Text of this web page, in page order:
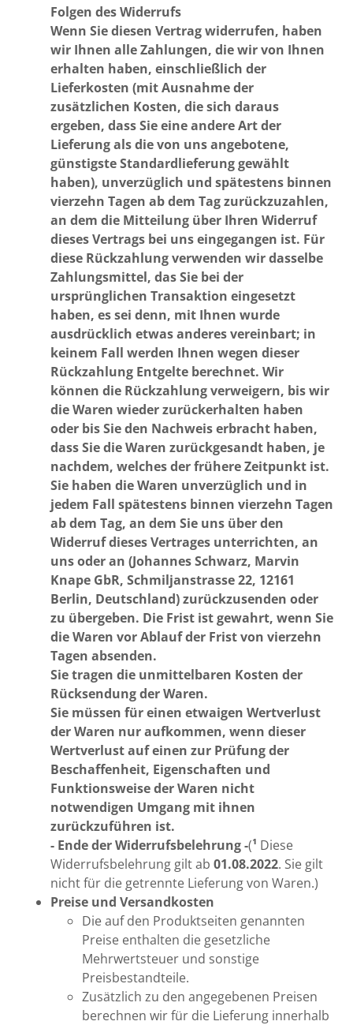
Folgen des Widerrufs
Wenn Sie diesen Vertrag widerrufen, haben
wir Ihnen alle Zahlungen, die wir von Ihnen
erhalten haben, einschließlich der
Lieferkosten (mit Ausnahme der
zusätzlichen Kosten, die sich daraus
ergeben, dass Sie eine andere Art der
Lieferung als die von uns angebotene,
günstigste Standardlieferung gewählt
haben), unverzüglich und spätestens binnen
vierzehn Tagen ab dem Tag zurückzuzahlen,
an dem die Mitteilung über Ihren Widerruf
dieses Vertrags bei uns eingegangen ist. Für
diese Rückzahlung verwenden wir dasselbe
Zahlungsmittel, das Sie bei der
ursprünglichen Transaktion eingesetzt
haben, es sei denn, mit Ihnen wurde
ausdrücklich etwas anderes vereinbart; in
keinem Fall werden Ihnen wegen dieser
Rückzahlung Entgelte berechnet. Wir
können die Rückzahlung verweigern, bis wir
die Waren wieder zurückerhalten haben
oder bis Sie den Nachweis erbracht haben,
dass Sie die Waren zurückgesandt haben, je
nachdem, welches der frühere Zeitpunkt ist.
Sie haben die Waren unverzüglich und in
jedem Fall spätestens binnen vierzehn Tagen
ab dem Tag, an dem Sie uns über den
Widerruf dieses Vertrages unterrichten, an
uns oder an (Johannes Schwarz, Marvin
Knape GbR, Schmiljanstrasse 22, 12161
Berlin, Deutschland) zurückzusenden oder
zu übergeben. Die Frist ist gewahrt, wenn Sie
die Waren vor Ablauf der Frist von vierzehn
Tagen absenden.
Sie tragen die unmittelbaren Kosten der
Rücksendung der Waren.
Sie müssen für einen etwaigen Wertverlust
der Waren nur aufkommen, wenn dieser
Wertverlust auf einen zur Prüfung der
Beschaffenheit, Eigenschaften und
Funktionsweise der Waren nicht
notwendigen Umgang mit ihnen
zurückzuführen ist.
- Ende der Widerrufsbelehrung -(¹ Diese
Widerrufsbelehrung gilt ab 01.08.2022. Sie gilt
nicht für die getrennte Lieferung von Waren.)
Preise und Versandkosten
Die auf den Produktseiten genannten
Preise enthalten die gesetzliche
Mehrwertsteuer und sonstige
Preisbestandteile.
Zusätzlich zu den angegebenen Preisen
berechnen wir für die Lieferung innerhalb